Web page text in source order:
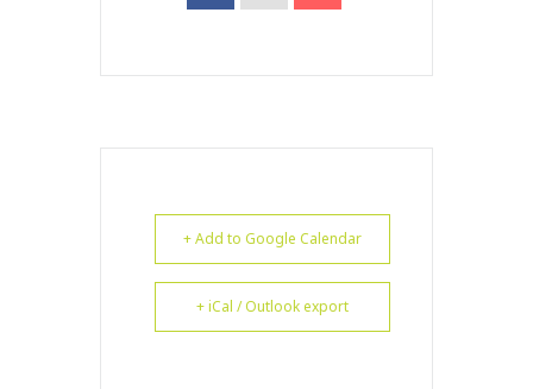
+ Add to Google Calendar
+ iCal / Outlook export